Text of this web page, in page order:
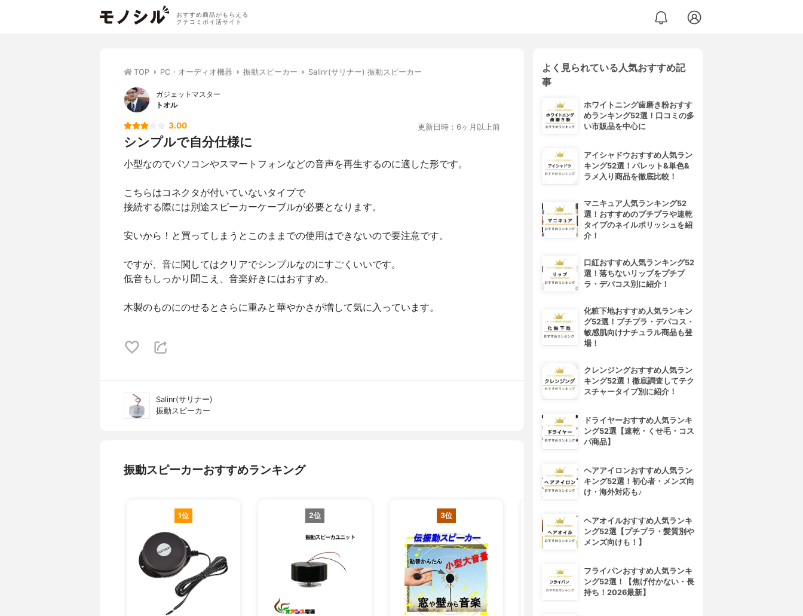
おすすめ商品がもらえる
クチコミポイ活サイト
TOP PC・オーディオ機器 振動スピーカー Salinr(サリナー) 振動スピーカー
ガジェットマスター
トオル
3.00 更新日時：6ヶ月以上前
シンプルで自分仕様に
小型なのでパソコンやスマートフォンなどの音声を再生するのに適した形です。
こちらはコネクタが付いていないタイプで
接続する際には別途スピーカーケーブルが必要となります。
安いから！と買ってしまうとこのままでの使用はできないので要注意です。
ですが、音に関してはクリアでシンプルなのにすごくいいです。
低音もしっかり聞こえ、音楽好きにはおすすめ。
木製のものにのせるとさらに重みと華やかさが増して気に入っています。
Salinr(サリナー)
振動スピーカー
振動スピーカーおすすめランキング
1位 2位 3位 4位
よく見られている人気おすすめ記
事
ホワイトニング歯磨き粉おすす
めランキング52選！口コミの多
い市販品を中心に
アイシャドウおすすめ人気ラン
キング52選！パレット&単色&
ラメ入り商品を徹底比較！
マニキュア人気ランキング52
選！おすすめのプチプラや速乾
タイプのネイルポリッシュを紹
介！
口紅おすすめ人気ランキング52
選！落ちないリップをプチプ
ラ・デパコス別に紹介！
化粧下地おすすめ人気ランキン
グ52選！プチプラ・デパコス・
敏感肌向けナチュラル商品も登
場！
クレンジングおすすめ人気ラン
キング52選！徹底調査してテク
スチャータイプ別に紹介！
ドライヤーおすすめ人気ランキ
ング52選【速乾・くせ毛・コス
パ商品】
ヘアアイロンおすすめ人気ラン
キング52選！初心者・メンズ向
け・海外対応も♪
ヘアオイルおすすめ人気ランキ
ング52選【プチプラ・髪質別や
メンズ向けも！】
フライパンおすすめ人気ランキ
ング52選！【焦げ付かない・長
持ち！2026最新】